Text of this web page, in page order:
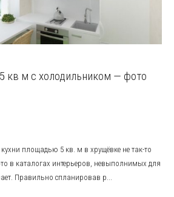
кв м с холодильником — фото
площадью 5 кв. м в хрущёвке не так-то
в каталогах интерьеров, невыполнимых для
Правильно спланировав р...